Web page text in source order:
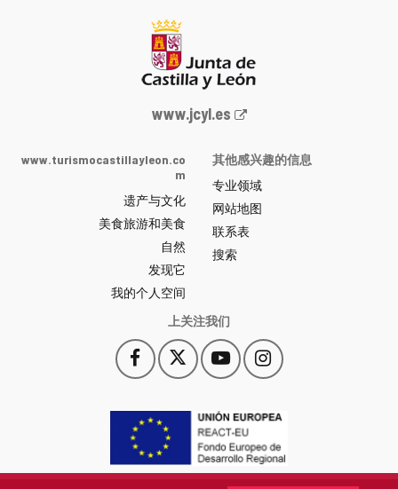
Junta
y
León
网
站
门
户
-
www.jcyl.es
www.turismocastillayleon.co
m
遗产与文化
美食旅游和美食
自然
发现它
我的个人空间
其他感兴趣的信息
专业领域
网站地图
联系表
搜索
上关注我们
Facebook
此
链
会
打
开
一
此
链
一
YouTube
此
链
会
打
开
一
Instagram
此
链
会
开
一